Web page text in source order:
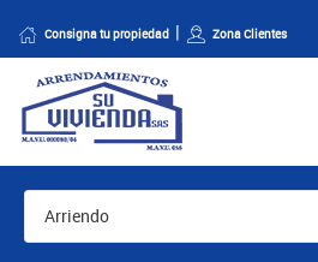
Consigna tu propiedad Zona Clientes